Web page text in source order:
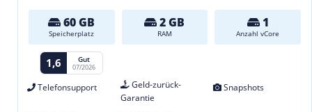
60 GB
Speicherplatz
2 GB
RAM
1
Anzahl vCore
1,6 Gut
07/2026
Telefonsupport
Geld-zurück-
Garantie
Snapshots